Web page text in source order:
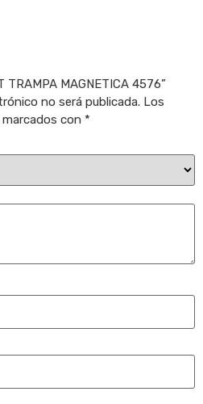
TRAMPA MAGNETICA 4576”
no será publicada. Los
con *